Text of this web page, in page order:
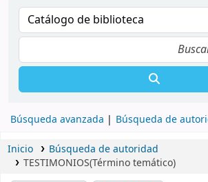
Búsqueda avanzada Búsqueda de
Inicio
Búsqueda de autoridad
TESTIMONIOS(Término temático)